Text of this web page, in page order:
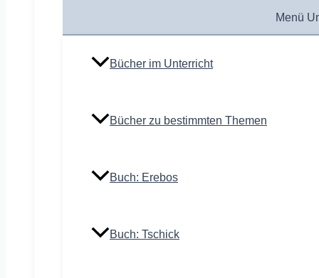
Menü
Bücher im Unterricht
Bücher zu bestimmten Themen
Buch: Erebos
Buch: Tschick